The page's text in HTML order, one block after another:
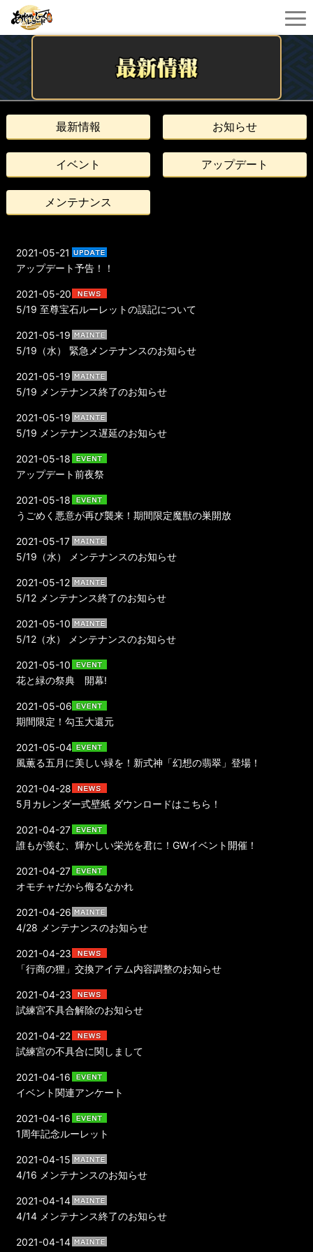
最新情報 お知らせ
イベント アップデート
メンテナンス
アップデート予告！！
2021-05-21
5/19 至尊宝石ルーレットの誤記について
2021-05-20
5/19（水） 緊急メンテナンスのお知らせ
2021-05-19
5/19 メンテナンス終了のお知らせ
2021-05-19
5/19 メンテナンス遅延のお知らせ
2021-05-19
アップデート前夜祭
2021-05-18
うごめく悪意が再び襲来！期間限定魔獣の巣開放
2021-05-18
5/19（水） メンテナンスのお知らせ
2021-05-17
5/12 メンテナンス終了のお知らせ
2021-05-12
5/12（水） メンテナンスのお知らせ
2021-05-10
花と緑の祭典 開幕!
2021-05-10
期間限定！勾玉大還元
2021-05-06
風薫る五月に美しい緑を！新式神「幻想の翡翠」登場！
2021-05-04
5月カレンダー式壁紙 ダウンロードはこちら！
2021-04-28
誰もが羨む、輝かしい栄光を君に！GWイベント開催！
2021-04-27
オモチャだから侮るなかれ
2021-04-27
4/28 メンテナンスのお知らせ
2021-04-26
「行商の狸」交換アイテム内容調整のお知らせ
2021-04-23
試練宮不具合解除のお知らせ
2021-04-23
試練宮の不具合に関しまして
2021-04-22
イベント関連アンケート
2021-04-16
1周年記念ルーレット
2021-04-16
4/16 メンテナンスのお知らせ
2021-04-15
4/14 メンテナンス終了のお知らせ
2021-04-14
2021-04-14